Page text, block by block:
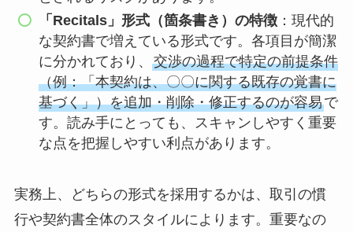
「Recitals」形式（箇条書き）の特徴 ：現代的
な契約書で増えている形式です。各項目が簡潔
に分かれており、交渉の過程で特定の前提条件
（例：「本契約は、〇〇に関する既存の覚書に
基づく」）を追加・削除・修正するのが容易で
す。読み手にとっても、スキャンしやすく重要
な点を把握しやすい利点があります。
実務上、どちらの形式を採用するかは、取引の慣
行や契約書全体のスタイルによります。重要なの